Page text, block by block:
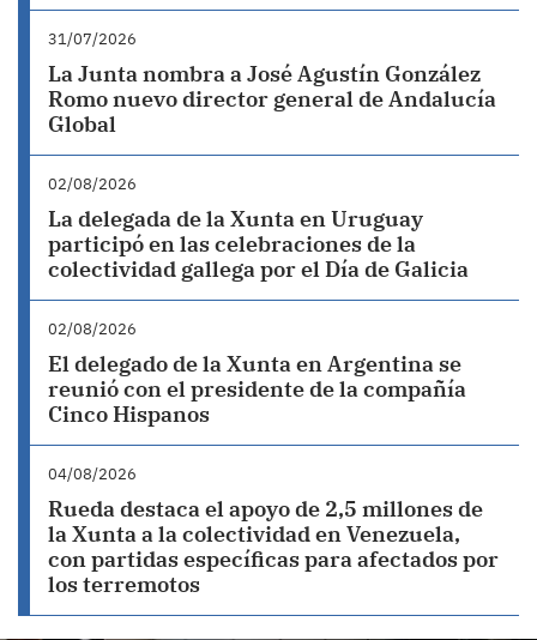
31/07/2026
La Junta nombra a José Agustín González
Romo nuevo director general de Andalucía
Global
02/08/2026
La delegada de la Xunta en Uruguay
participó en las celebraciones de la
colectividad gallega por el Día de Galicia
02/08/2026
El delegado de la Xunta en Argentina se
reunió con el presidente de la compañía
Cinco Hispanos
04/08/2026
Rueda destaca el apoyo de 2,5 millones de
la Xunta a la colectividad en Venezuela,
con partidas específicas para afectados por
los terremotos